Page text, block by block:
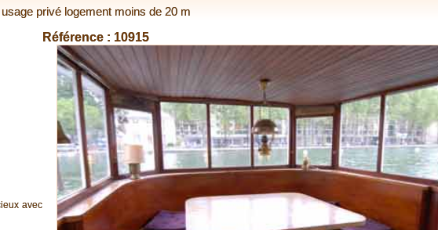
privé logement moins de 20 m
avec
Référence : 10915